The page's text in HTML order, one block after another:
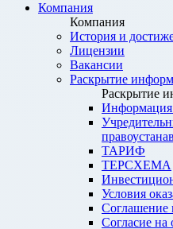
Компания
Компания
История и
Лицензии
Вакансии
Раскрытие
Раскрытие
Информация
ТАРИФ
ТЕРСХЕМА
Условия
Согласие